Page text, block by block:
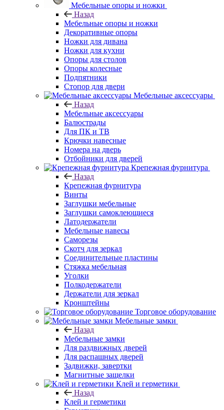
Мебельные опоры и ножки
Назад
Мебельные опоры и ножки
Декоративные опоры
Ножки для дивана
Ножки для кухни
Опоры для столов
Опоры колесные
Подпятники
Стопор для двери
Мебельные аксессуары
Назад
Мебельные аксессуары
Балюстрады
Для ПК и ТВ
Крючки навесные
Номера на дверь
Отбойники для дверей
Крепежная фурнитура
Назад
Крепежная фурнитура
Винты
Заглушки мебельные
Заглушки самоклеющиеся
Латодержатели
Мебельные навесы
Саморезы
Скотч для зеркал
Соединительные пластины
Стяжка мебельная
Уголки
Полкодержатели
Держатели для зеркал
Кронштейны
Торговое оборудование
Мебельные замки
Назад
Мебельные замки
Для раздвижных дверей
Для распашных дверей
Задвижки, завертки
Магнитные защелки
Клей и герметики
Назад
Клей и герметики